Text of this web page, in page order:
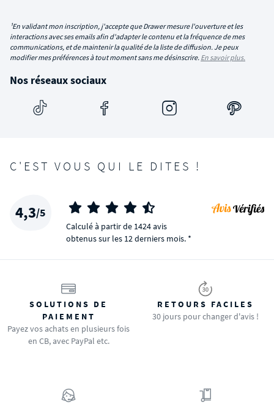
¹En validant mon inscription, j'accepte que Drawer mesure l'ouverture et les
interactions avec ses emails afin d'adapter le contenu et la fréquence de mes
communications, et de maintenir la qualité de la liste de diffusion. Je peux
modifier mes préférences à tout moment sans me désinscrire. En savoir plus.
Nos réseaux sociaux
C'EST VOUS QUI LE DITES !
4,3/5
Calculé à partir de 1424 avis
obtenus sur les 12 derniers mois. *
SOLUTIONS DE
PAIEMENT
Payez vos achats en plusieurs fois
en CB, avec PayPal etc.
RETOURS FACILES
30 jours pour changer d'avis !